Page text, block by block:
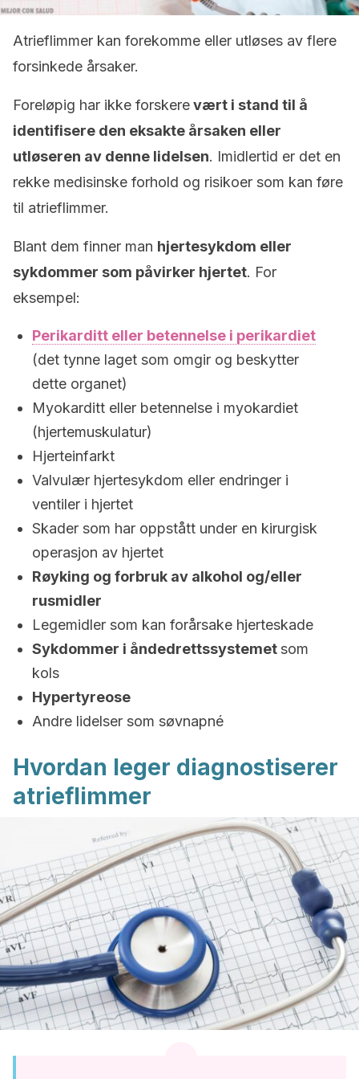
Atrieflimmer kan forekomme eller utløses av flere
forsinkede årsaker.
Foreløpig har ikke forskerevært i stand til å
identifisere den eksakte årsaken eller
utløseren av denne lidelsen. Imidlertid er det en
rekke medisinske forhold og risikoer som kan føre
til atrieflimmer.
Blant dem finner man hjertesykdom eller
sykdommer som påvirker hjertet. For
eksempel:
Perikarditt eller betennelse i perikardiet
(det tynne laget som omgir og beskytter
dette organet)
Myokarditt eller betennelse i myokardiet
(hjertemuskulatur)
Hjerteinfarkt
Valvulær hjertesykdom eller endringer i
ventiler i hjertet
Skader som har oppstått under en kirurgisk
operasjon av hjertet
Røyking og forbruk av alkohol og/eller
rusmidler
Legemidler som kan forårsake hjerteskade
Sykdommer i åndedrettssystemetsom
kols
Hypertyreose
Andre lidelser som søvnapné
Hvordan leger diagnostiserer
atrieflimmer